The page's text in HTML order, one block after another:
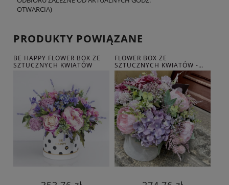
OTWARCIA)
PRODUKTY POWIĄZANE
BE HAPPY FLOWER BOX ZE
SZTUCZNYCH KWIATÓW
FLOWER BOX ZE
SZTUCZNYCH KWIATÓW -
EFEMERYDA